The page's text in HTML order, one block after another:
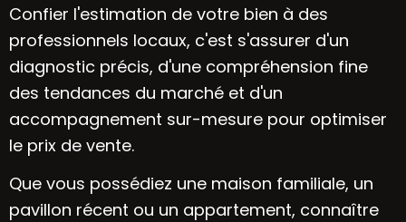
Confier l'estimation de votre bien à des
professionnels locaux, c'est s'assurer d'un
diagnostic précis, d'une compréhension fine
des tendances du marché et d'un
accompagnement sur-mesure pour optimiser
le prix de vente.
Que vous possédiez une maison familiale, un
pavillon récent ou un appartement, connaître